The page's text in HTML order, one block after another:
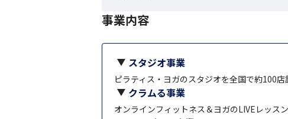
事業内容
スタジオ事業
ピラティス・ヨガのスタジオを全国で約100店
クラムる事業
オンラインフィットネス＆ヨガのLIVEレッス